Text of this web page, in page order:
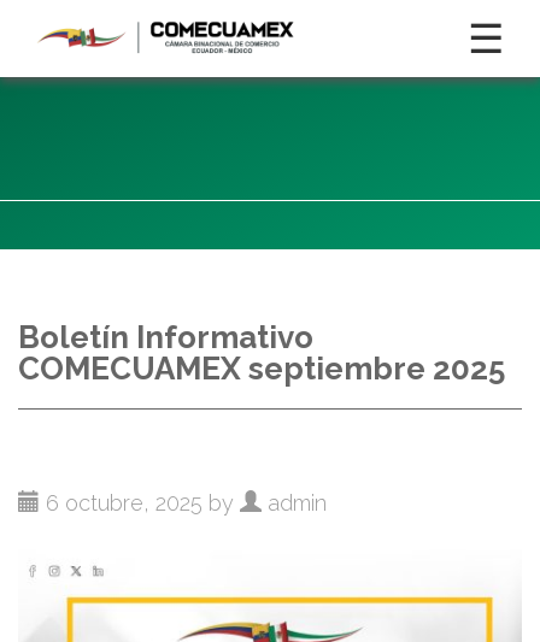
☰
Boletín Informativo
COMECUAMEX septiembre 2025
6 octubre, 2025 by admin